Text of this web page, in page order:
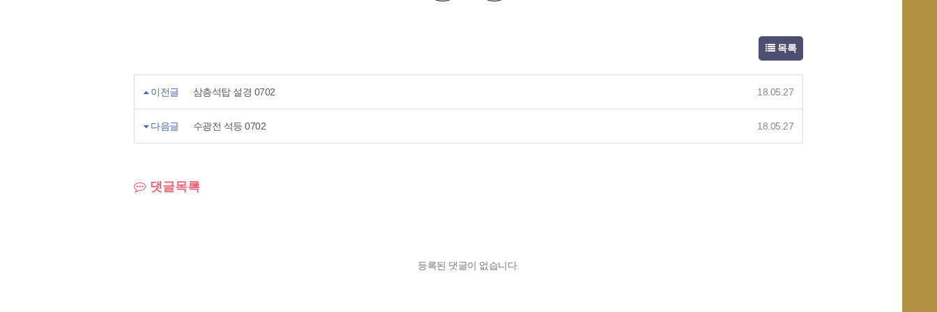
목록
이전글 삼층석탑 설경 0702 18.05.27
다음글 수광전 석등 0702 18.05.27
댓글목록
등록된 댓글이 없습니다.